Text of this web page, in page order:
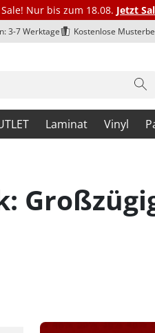
Nur bis zum 18.08. Jetzt
3-7 Werktage Kostenlose
Laminat Vinyl